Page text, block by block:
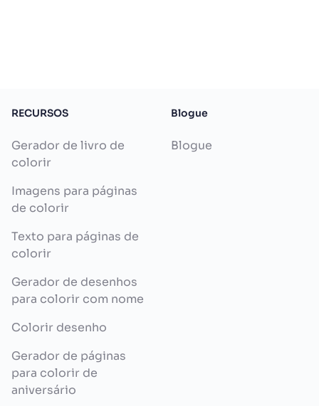
RECURSOS
Gerador de livro de
colorir
Imagens para páginas
de colorir
Texto para páginas de
colorir
Gerador de desenhos
para colorir com nome
Colorir desenho
Gerador de páginas
para colorir de
aniversário
Blogue
Blogue